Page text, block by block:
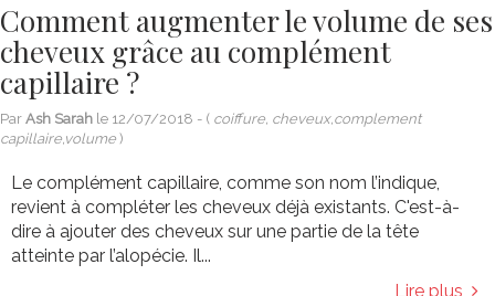
Comment augmenter le volume de ses
cheveux grâce au complément
capillaire ?
Par Ash Sarah le 12/07/2018 - ( coiffure, cheveux,complement
capillaire,volume )
Le complément capillaire, comme son nom l’indique,
revient à compléter les cheveux déjà existants. C'est-à-
dire à ajouter des cheveux sur une partie de la tête
atteinte par l’alopécie. Il...
Lire plus